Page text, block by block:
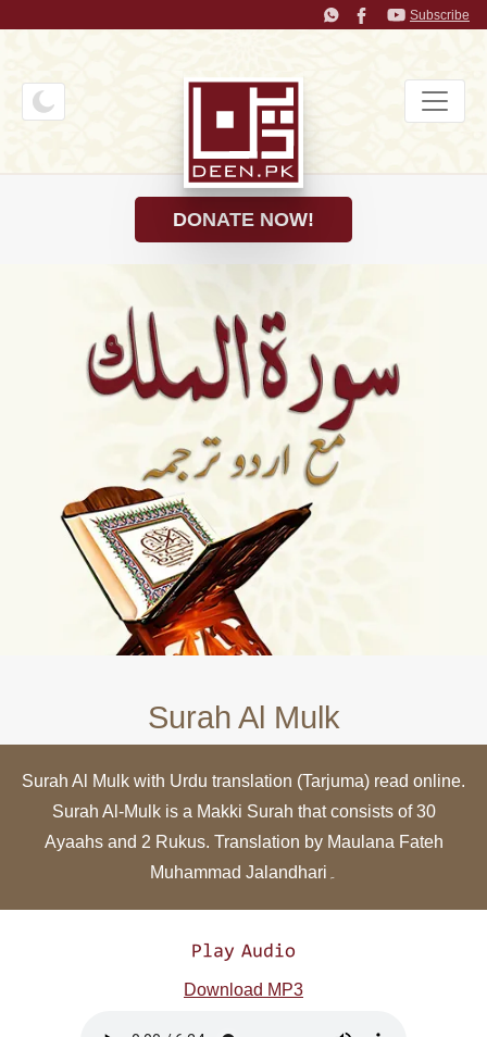
Subscribe
DONATE NOW!
Surah Al Mulk
Surah Al Mulk with Urdu translation (Tarjuma) read online.
Surah Al-Mulk is a Makki Surah that consists of 30
Ayaahs and 2 Rukus. Translation by Maulana Fateh
Play Audio
Download MP3